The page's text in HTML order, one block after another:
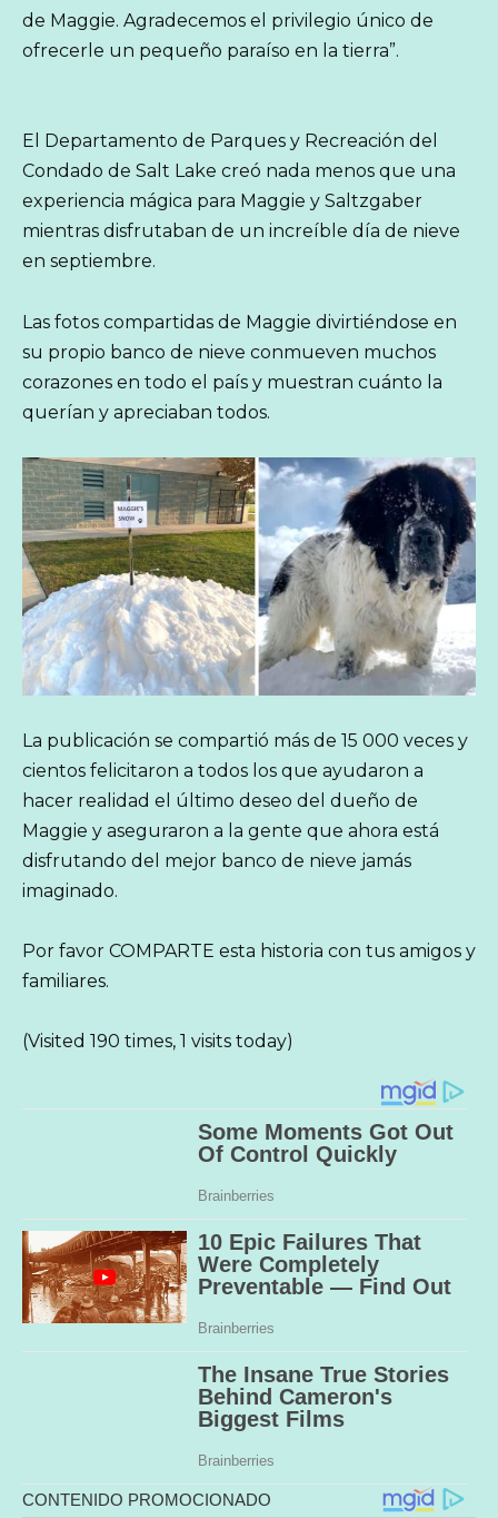
de Maggie. Agradecemos el privilegio único de
ofrecerle un pequeño paraíso en la tierra”.
El Departamento de Parques y Recreación del
Condado de Salt Lake creó nada menos que una
experiencia mágica para Maggie y Saltzgaber
mientras disfrutaban de un increíble día de nieve
en septiembre.
Las fotos compartidas de Maggie divirtiéndose en
su propio banco de nieve conmueven muchos
corazones en todo el país y muestran cuánto la
querían y apreciaban todos.
La publicación se compartió más de 15 000 veces y
cientos felicitaron a todos los que ayudaron a
hacer realidad el último deseo del dueño de
Maggie y aseguraron a la gente que ahora está
disfrutando del mejor banco de nieve jamás
imaginado.
Por favor COMPARTE esta historia con tus amigos y
familiares.
(Visited 190 times, 1 visits today)